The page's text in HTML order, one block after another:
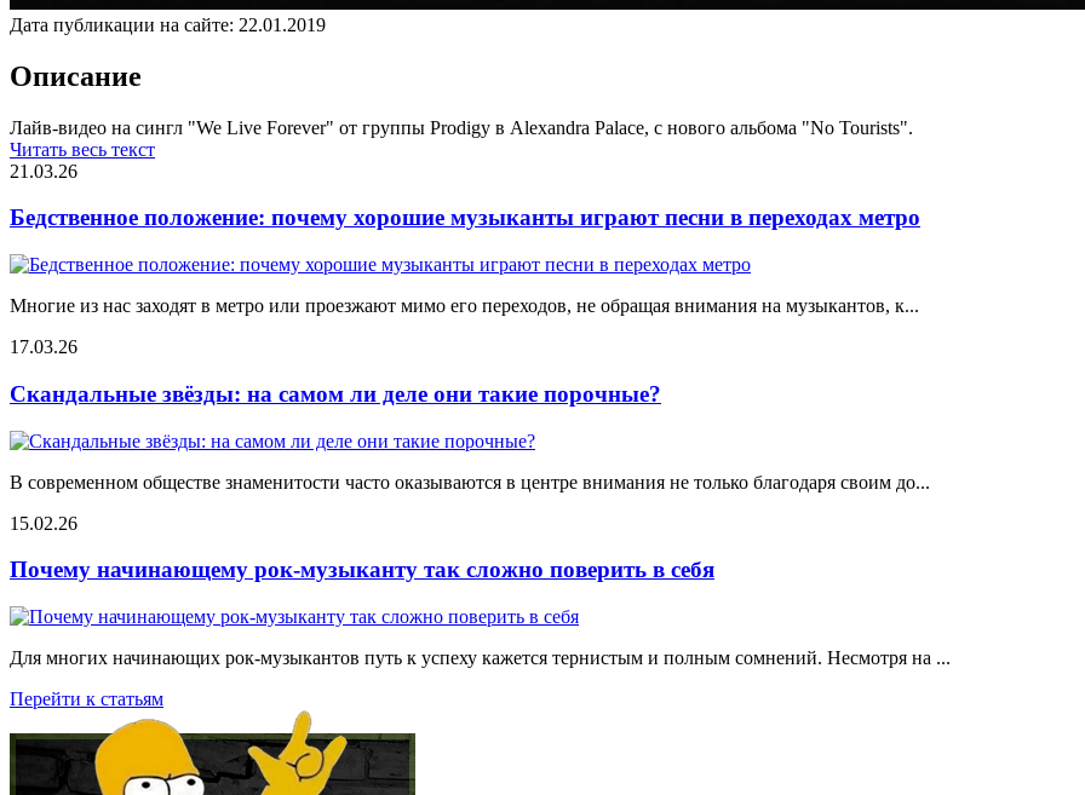
Дата публикации на сайте: 22.01.2019
Описание
Лайв-видео на сингл "We Live Forever" от группы Prodigy в Alexandra Palace, с нового альбома "No Tourists".
Читать весь текст
21.03.26
Бедственное положение: почему хорошие музыканты играют песни в переходах метро
Многие из нас заходят в метро или проезжают мимо его переходов, не обращая внимания на музыкантов, к...
17.03.26
Скандальные звёзды: на самом ли деле они такие порочные?
В современном обществе знаменитости часто оказываются в центре внимания не только благодаря своим до...
15.02.26
Почему начинающему рок-музыканту так сложно поверить в себя
Для многих начинающих рок-музыкантов путь к успеху кажется тернистым и полным сомнений. Несмотря на ...
Перейти к статьям